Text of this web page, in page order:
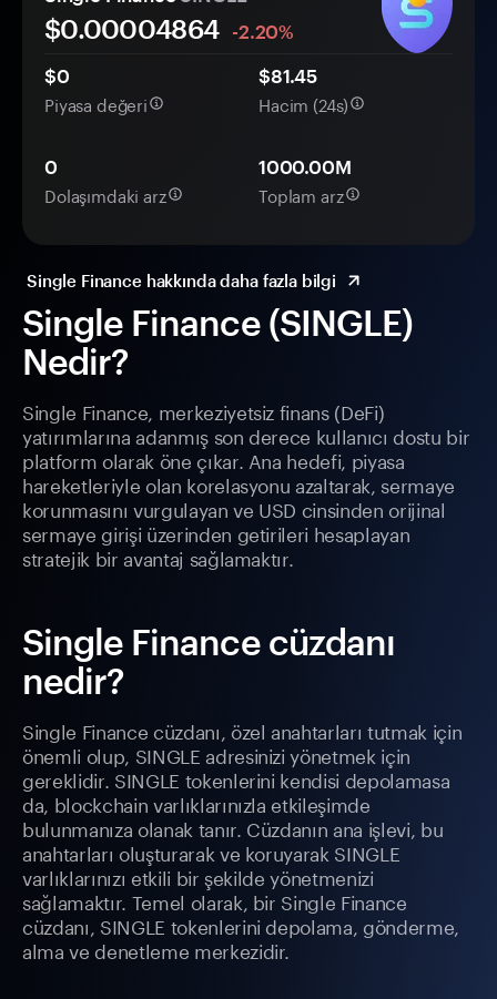
Single Finance (SINGLE)
Nedir?
Single Finance, merkeziyetsiz finans (DeFi)
yatırımlarına adanmış son derece kullanıcı dostu bir
platform olarak öne çıkar. Ana hedefi, piyasa
hareketleriyle olan korelasyonu azaltarak, sermaye
korunmasını vurgulayan ve USD cinsinden orijinal
sermaye girişi üzerinden getirileri hesaplayan
stratejik bir avantaj sağlamaktır.
Single Finance cüzdanı
nedir?
Single Finance cüzdanı, özel anahtarları tutmak için
önemli olup, SINGLE adresinizi yönetmek için
gereklidir. SINGLE tokenlerini kendisi depolamasa
da, blockchain varlıklarınızla etkileşimde
bulunmanıza olanak tanır. Cüzdanın ana işlevi, bu
anahtarları oluşturarak ve koruyarak SINGLE
varlıklarınızı etkili bir şekilde yönetmenizi
sağlamaktır. Temel olarak, bir Single Finance
cüzdanı, SINGLE tokenlerini depolama, gönderme,
alma ve denetleme merkezidir.
$0.00004864
-2.20%
$0
Piyasa değeri
$81.45
Hacim (24s)
0
Dolaşımdaki arz
1000.00M
Toplam arz
Single Finance hakkında daha fazla bilgi